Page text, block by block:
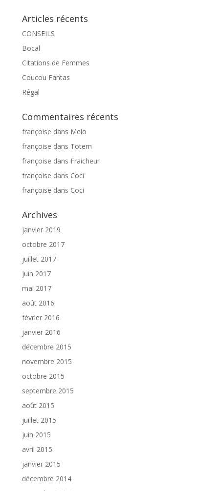
Articles récents
CONSEILS
Bocal
Citations de Femmes
Coucou Fantas
Régal
Commentaires récents
françoise dans Melo
françoise dans Totem
françoise dans Fraicheur
françoise dans Coci
françoise dans Coci
Archives
janvier 2019
octobre 2017
juillet 2017
juin 2017
mai 2017
août 2016
février 2016
janvier 2016
décembre 2015
novembre 2015
octobre 2015
septembre 2015
août 2015
juillet 2015
juin 2015
avril 2015
janvier 2015
décembre 2014